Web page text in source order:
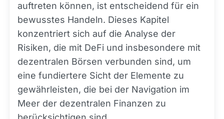
auftreten können, ist entscheidend für ein
bewusstes Handeln. Dieses Kapitel
konzentriert sich auf die Analyse der
Risiken, die mit DeFi und insbesondere mit
dezentralen Börsen verbunden sind, um
eine fundiertere Sicht der Elemente zu
gewährleisten, die bei der Navigation im
Meer der dezentralen Finanzen zu